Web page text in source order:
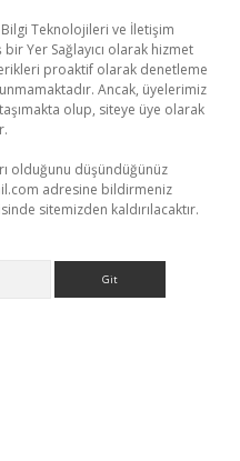
Bilgi Teknolojileri ve İletişim
Yer Sağlayıcı olarak hizmet
proaktif olarak denetleme
Ancak, üyelerimiz
olup, siteye üye olarak
olduğunu düşündüğünüz
adresine bildirmeniz
sitemizden kaldırılacaktır.